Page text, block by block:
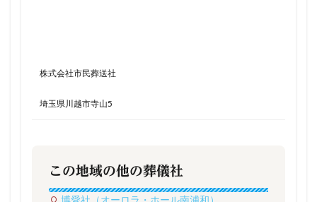
株式会社市民葬送社
埼玉県川越市寺山5
この地域の他の葬儀社